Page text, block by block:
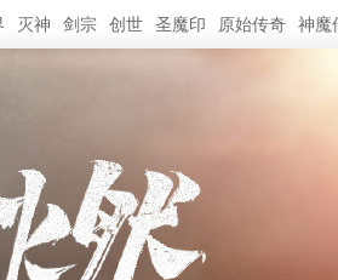
灭神 剑宗 创世 圣魔印 原始传奇 神魔